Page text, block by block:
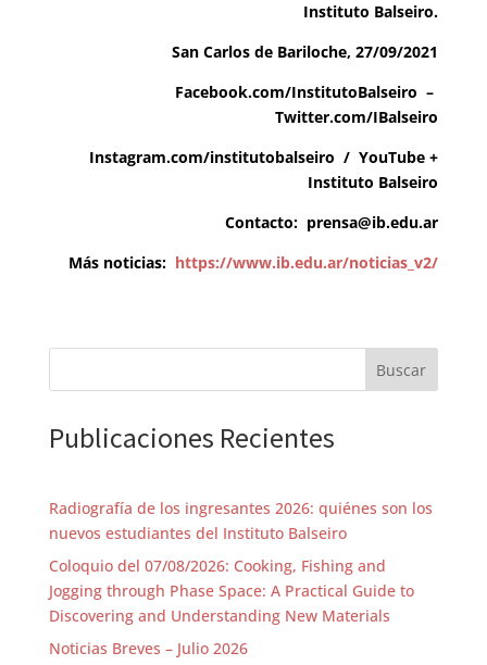
Instituto Balseiro.
San Carlos de Bariloche, 27/09/2021
Facebook.com/InstitutoBalseiro –
Twitter.com/IBalseiro
Instagram.com/institutobalseiro /YouTube +
Instituto Balseiro
Contacto: prensa@ib.edu.ar
Más noticias: https://www.ib.edu.ar/noticias_v2/
Buscar
Publicaciones Recientes
Radiografía de los ingresantes 2026: quiénes son los
nuevos estudiantes del Instituto Balseiro
Coloquio del 07/08/2026: Cooking, Fishing and
Jogging through Phase Space: A Practical Guide to
Discovering and Understanding New Materials
Noticias Breves – Julio 2026